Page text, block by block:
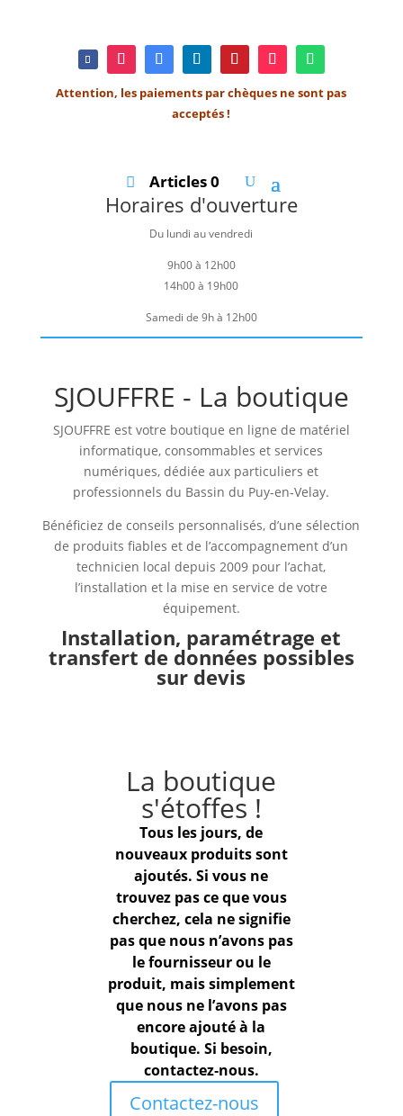
Attention, les paiements par chèques ne sont pas
acceptés !
Articles 0
Horaires d'ouverture
Du lundi au vendredi
9h00 à 12h00
14h00 à 19h00
Samedi de 9h à 12h00
SJOUFFRE - La boutique
SJOUFFRE est votre boutique en ligne de matériel
informatique, consommables et services
numériques, dédiée aux particuliers et
professionnels du Bassin du Puy‑en‑Velay.
Bénéficiez de conseils personnalisés, d’une sélection
de produits fiables et de l’accompagnement d’un
technicien local depuis 2009 pour l’achat,
l’installation et la mise en service de votre
équipement.
Installation, paramétrage et
transfert de données possibles
sur devis
La boutique
s'étoffes !
Tous les jours, de
nouveaux produits sont
ajoutés. Si vous ne
trouvez pas ce que vous
cherchez, cela ne signifie
pas que nous n’avons pas
le fournisseur ou le
produit, mais simplement
que nous ne l’avons pas
encore ajouté à la
boutique. Si besoin,
contactez‑nous.
Contactez-nous